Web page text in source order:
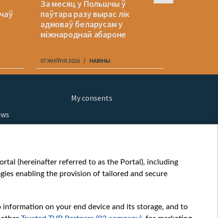
За месяц у Польшчы ў
паўтара разу вырас лік
адмоваў беларусам у
міжнароднай абароне
07 ЖНІЎНЯ 2026 НАВІНЫ
My consents
(hereinafter referred to as the Portal), including
enabling the provision of tailored and secure
on your end device and its storage, and to